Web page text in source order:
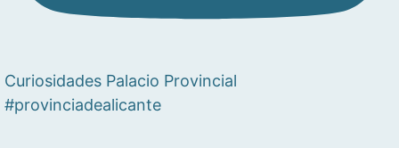
Curiosidades Palacio Provincial
#provinciadealicante